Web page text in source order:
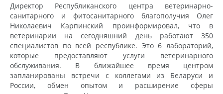
Директор Республиканского центра ветеринарно-
санитарного и фитосанитарного благополучия Олег
Николаевич Карпинский проинформировал, что в
ветеринарии на сегодняшний день работают 350
специалистов по всей республике. Это 6 лабораторий,
которые предоставляют услуги ветеринарного
обслуживания. В ближайшее время центром
запланированы встречи с коллегами из Беларуси и
России, обмен опытом и расширение сферы